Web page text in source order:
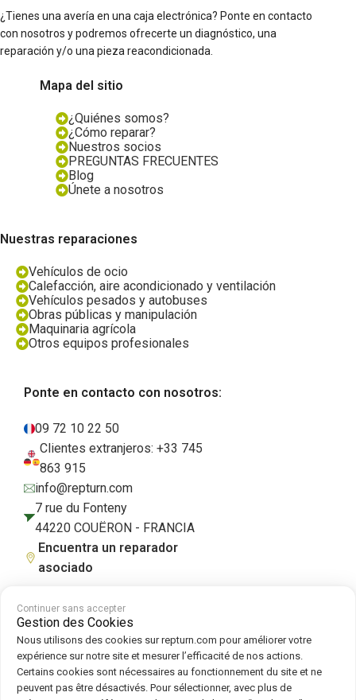
¿Tienes una avería en una caja electrónica? Ponte en contacto
con nosotros y podremos ofrecerte un diagnóstico, una
reparación y/o una pieza reacondicionada.
Mapa del sitio
¿Quiénes somos?
¿Cómo reparar?
Nuestros socios
PREGUNTAS FRECUENTES
Blog
Únete a nosotros
Nuestras reparaciones
Vehículos de ocio
Calefacción, aire acondicionado y ventilación
Vehículos pesados y autobuses
Obras públicas y manipulación
Maquinaria agrícola
Otros equipos profesionales
Ponte en contacto con nosotros:
09 72 10 22 50
Clientes extranjeros: +33 745
863 915
info@repturn.com
7 rue du Fonteny
44220 COUËRON - FRANCIA
Encuentra un reparador
asociado
Condiciones generales de venta Aviso legal Política de privacidad
Cookies|Política de cookies
Síguenos en :
Continuer sans accepter
Gestion des Cookies
Nous utilisons des cookies sur repturn.com pour améliorer votre
expérience sur notre site et mesurer l’efficacité de nos actions.
Certains cookies sont nécessaires au fonctionnement du site et ne
peuvent pas être désactivés. Pour sélectionner, avec plus de